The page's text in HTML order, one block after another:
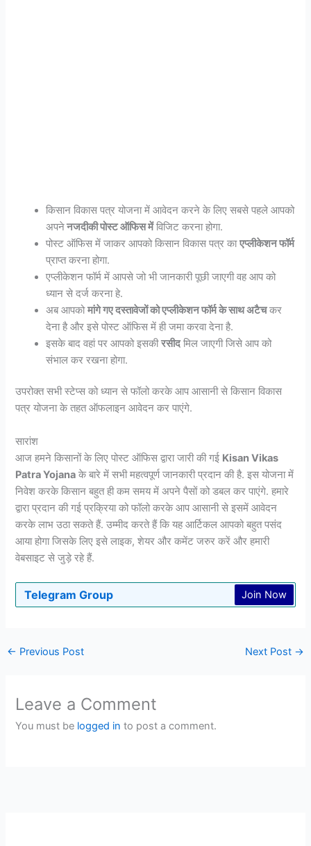
किसान विकास पत्र योजना में आवेदन करने के लिए सबसे पहले आपको
अपनेनजदीकी पोस्ट ऑफिस मेंविजिट करना होगा.
पोस्ट ऑफिस में जाकर आपको किसान विकास पत्र काएप्लीकेशन फॉर्म
प्राप्त करना होगा.
एप्लीकेशन फॉर्म में आपसे जो भी जानकारी पूछी जाएगी वह आप को
ध्यान से दर्ज करना हे.
अब आपकोमांगे गए दस्तावेजों को एप्लीकेशन फॉर्म के साथ अटैचकर
देना है और इसे पोस्ट ऑफिस में ही जमा करवा देना है.
इसके बाद वहां पर आपको इसकीरसीदमिल जाएगी जिसे आप को
संभाल कर रखना होगा.
उपरोक्त सभी स्टेप्स को ध्यान से फॉलो करके आप आसानी से किसान विकास
पत्र योजना के तहत ऑफलाइन आवेदन कर पाएंगे.
सारांश
आज हमने किसानों के लिए पोस्ट ऑफिस द्वारा जारी की गई Kisan Vikas
Patra Yojana के बारे में सभी महत्वपूर्ण जानकारी प्रदान की है. इस योजना में
निवेश करके किसान बहुत ही कम समय में अपने पैसों को डबल कर पाएंगे. हमारे
द्वारा प्रदान की गई प्रक्रिया को फॉलो करके आप आसानी से इसमें आवेदन
करके लाभ उठा सकते हैं. उम्मीद करते हैं कि यह आर्टिकल आपको बहुत पसंद
आया होगा जिसके लिए इसे लाइक, शेयर और कमेंट जरुर करें और हमारी
वेबसाइट से जुड़े रहे हैं.
Telegram Group Join Now
← Previous Post Next Post →
Leave a Comment
You must be logged in to post a comment.